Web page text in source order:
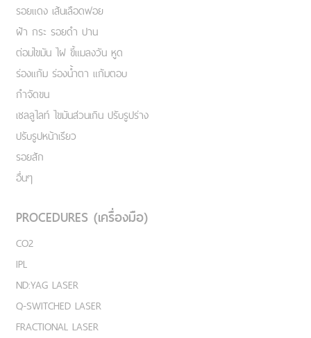
รอยแดง เส้นเลือดฟอย
ฝ้า กระ รอยดำ ปาน
ต่อมไขมัน ไฝ ขี้แมลงวัน หูด
ร่องแก้ม ร่องน้ำตา แก้มตอบ
กำจัดขน
เชลลูไลท์ ไขมันส่วนเกิน ปรับรูปร่าง
ปรับรูปหน้าเรียว
รอยสัก
อื่นๆ
PROCEDURES (เครื่องมือ)
CO2
IPL
ND:YAG LASER
Q-SWITCHED LASER
FRACTIONAL LASER